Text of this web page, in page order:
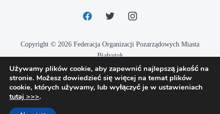
facebook twitter instagram
Copyright © 2026 Federacja Organizacji Pozarządowych Miasta
Białystok
Designed byTechio.pl
Używamy plików cookie, aby zapewnić najlepszą jakość na
stronie. Możesz dowiedzieć się więcej na temat plików
cookie, których używamy, lub wyłączyć je w ustawieniach
tutaj >>>.